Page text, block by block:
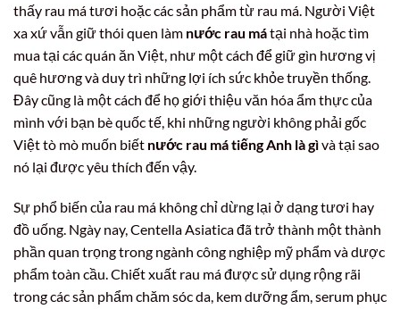
thấy rau má tươi hoặc các sản phẩm từ rau má. Người Việt
xa xứ vẫn giữ thói quen làm nước rau mátại nhà hoặc tìm
mua tại các quán ăn Việt, như một cách để giữ gìn hương vị
quê hương và duy trì những lợi ích sức khỏe truyền thống.
Đây cũng là một cách để họ giới thiệu văn hóa ẩm thực của
mình với bạn bè quốc tế, khi những người không phải gốc
Việt tò mò muốn biết nước rau má tiếng Anh là gìvà tại sao
nó lại được yêu thích đến vậy.
Sự phổ biến của rau má không chỉ dừng lại ở dạng tươi hay
đồ uống. Ngày nay, Centella Asiatica đã trở thành một thành
phần quan trọng trong ngành công nghiệp mỹ phẩm và dược
phẩm toàn cầu. Chiết xuất rau má được sử dụng rộng rãi
trong các sản phẩm chăm sóc da, kem dưỡng ẩm, serum phục